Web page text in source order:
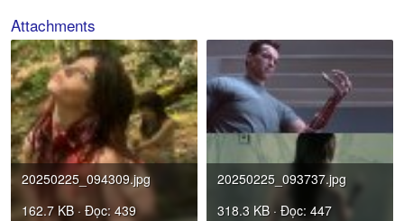
Attachments
20250225_094309.jpg
162.7 KB · Đọc: 439
20250225_093737.jpg
318.3 KB · Đọc: 447